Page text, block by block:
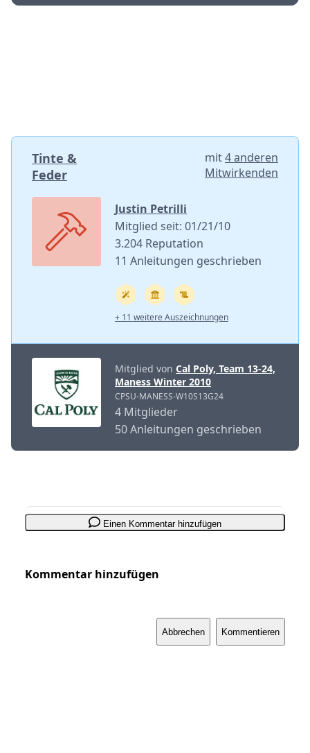
Tinte &
Feder
mit4 anderen
Mitwirkenden
Justin Petrilli
Mitglied seit: 01/21/10
3.204 Reputation
11 Anleitungen geschrieben
+ 11 weitere Auszeichnungen
Mitglied von Cal Poly, Team 13-24,
Maness Winter 2010
CPSU-MANESS-W10S13G24
4 Mitglieder
50 Anleitungen geschrieben
Einen Kommentar hinzufügen
Kommentar hinzufügen
Abbrechen Kommentieren